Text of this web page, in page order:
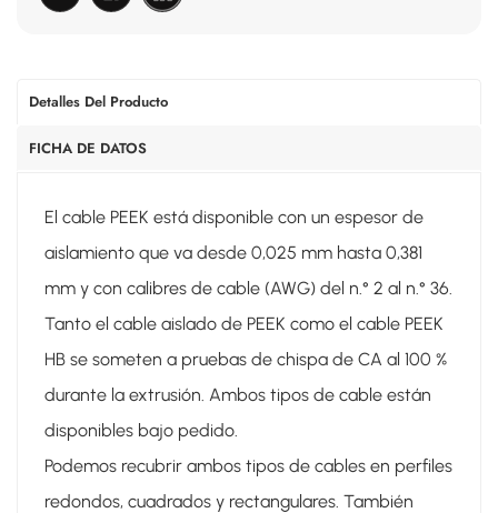
Detalles Del Producto
FICHA DE DATOS
El cable PEEK está disponible con un espesor de
aislamiento que va desde 0,025 mm hasta 0,381
mm y con calibres de cable (AWG) del n.° 2 al n.° 36.
Tanto el cable aislado de PEEK como el cable PEEK
HB se someten a pruebas de chispa de CA al 100 %
durante la extrusión. Ambos tipos de cable están
disponibles bajo pedido.
Podemos recubrir ambos tipos de cables en perfiles
redondos, cuadrados y rectangulares. También